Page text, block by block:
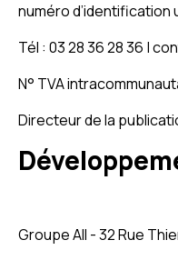
numéro d’identification
Tél : 03 28 36 28 36 |
N° TVA
Directeur de la
Groupe All - 32 Rue